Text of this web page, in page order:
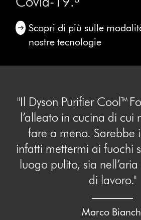
Scopri di più sulle
nostre tecnologie
"Il Dyson Purifier Cool™
l’alleato in cucina di cui
fare a meno. Sarebbe
infatti mettermi ai fuochi
luogo pulito, sia
di lavoro."
Marco